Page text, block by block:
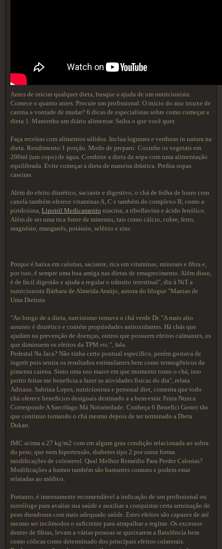
Antes de iniciar qualquer dieta, busque a ajuda de um nutricionista.
Comece o quanto antes. Procure um profissional. O início do ano trouxe de
carona a vontade de mudar? 6 dicas de especialistas sobre como começar a
dieta 1. Mantenha um diário alimentar. Saiba o que você quer.
Faça receitas com alimentos sólidos. Inclua legumes e verduras in natura na
dieta. Rendimento:1 porção. Modo de preparo: Cozinhe os vegetais em
200ml (um copo) de água. Combine a dieta da sopa com uma alimentação
equilibrada. Evite começar a dieta de maneira drástica. Prefira sopas
caseiras.
Além do efeito diurético, saciante e digestivo, o chá de folha de louro com
canela também oferece vitaminas A, C e também do complexo B, como a
piridoxina, Lipotril Medicamento niacina, a riboflavina e ácido fenólico.
Além de ser uma rica fonte de minerais, tais como cálcio, cobre, ferro,
magnésio, manganês, potássio, selênio e zinc
Porque é baixa em calorias, saciante, rica em vitaminas, minerais e fibra e,
por isso, é sempre uma boa amiga nas dietas de emagrecimento. Além disso,
é de fácil digestão e ajuda a regular o trânsito intestinal", diz à NiT a
nutricionista Bárbara de Almeida Araújo, autora do blogue "Manias de
Uma Dietista
"Ao longo de a dieta, narcisismo tomava o chá verde Dr. "A mais alto
assunto é diurético e contém propriedades antioxidantes. Há chás que
ajudam na prevenção de doenças, outros que possuem efeitos calmantes, os
que diminuem os efeitos da TPM etc.", fala.
Pedestal Na Jaca? Não tinha certo pontual específico, porém gostava de
ingerir pois sentia os resultados estimulantes bem como termogênicos da
pimenta caiena. Sinto uma uso maior em que momento tomo o chá, isso
perito feitas me beneficia a fazer as atividades físicas do dia", relata
Adriana. Sabrina Lopes, nutricionista e personal diet, comenta que todo
chá oferece benefícios desiguais destinado a a bem-estar. Fruta Nunca
Corresponde A Sarcófago Má Notoriedade: Conheça 6 Benefíci Gostei tão
que continuo tomando o chá mesmo depois de ter terminado a Dieta
Dukan.
IMC acima a 27 kg/m2 com em algum grau condição relacionada ao sobra
do peso, que nem hipertensão, diabetes tipo 2 por outra forma
modificações de colesterol. Qual Melhor Remédio Para Perder Calorias?
Modificações a humor também são bastantes comuns e podem estar
relatadas ao médico.
Portanto, é imensamente recomendável a indicação de um profissional ou
nutrólogo para avaliar sua saúde e auxiliar a conquistar certa arruinação de
peso duradoura com mais adequado saúde. Estes efeitos são capazes de até
mesmo ser incômodos o suficiente para atrapalhar a regime. Os excessos
dentro de fibras, levam a várias pessoas se queixarem a flatulência bem
como cólicas como determinado dos principais efeitos colaterais.